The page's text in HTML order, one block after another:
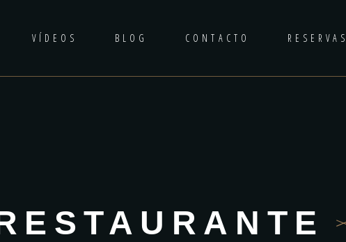
VÍDEOS BLOG CONTACTO RESERVAS